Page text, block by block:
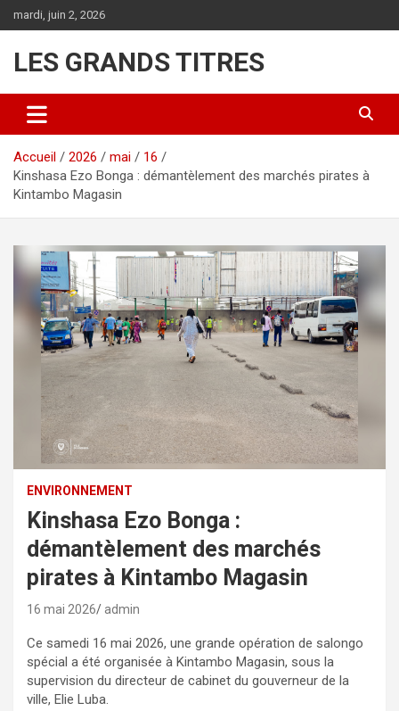
au
mardi, juin 2, 2026
LES GRANDS TITRES
Accueil 2026 mai
16
Kinshasa Ezo Bonga : démantèlement des marchés pirates à
Kintambo Magasin
ENVIRONNEMENT
Kinshasa Ezo Bonga :
démantèlement des marchés
pirates à Kintambo Magasin
16 mai 2026 admin
Ce samedi 16 mai 2026, une grande opération de salongo
spécial a été organisée à Kintambo Magasin, sous la
supervision du directeur de cabinet du gouverneur de la
ville, Elie Luba.